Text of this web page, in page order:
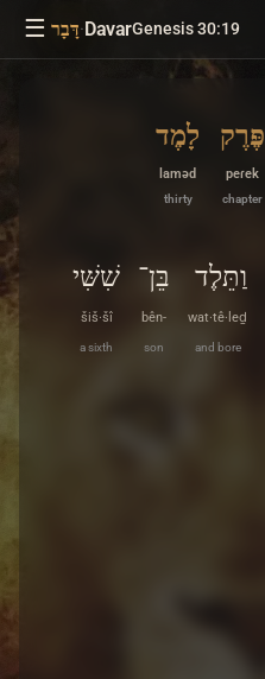
☰ דָּבָר·DavarGenesis 30:19
פֶּרֶק
peɾek
chapter
לָמֶד
laməd
thirty
וַתֵּלֶד
wat·tê·leḏ
and bore
בֵּן־
bên-
son
שִׁשִּׁי
šiš·šî
a sixth